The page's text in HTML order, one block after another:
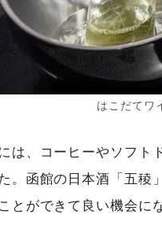
はこだてワ
は、コーヒーやソフト
。函館の日本酒「五稜
とができて良い機会に